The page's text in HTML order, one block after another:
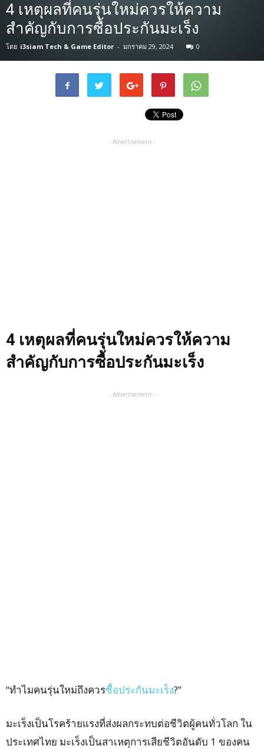
4 เหตุผลที่คนรุ่นใหม่ควรให้ความ
สำคัญกับการซื้อประกันมะเร็ง
โดย i3siam Tech & Game Editor - มกราคม 29, 2024 0
- Advertisement -
4 เหตุผลที่คนรุ่นใหม่ควรให้ความ
สำคัญกับการซื้อประกันมะเร็ง
- Advertisement -
“ทำไมคนรุ่นใหม่ถึงควรซื้อประกันมะเร็ง?”
มะเร็งเป็นโรคร้ายแรงที่ส่งผลกระทบต่อชีวิตผู้คนทั่วโลก ใน
ประเทศไทย มะเร็งเป็นสาเหตุการเสียชีวิตอันดับ 1 ของคน